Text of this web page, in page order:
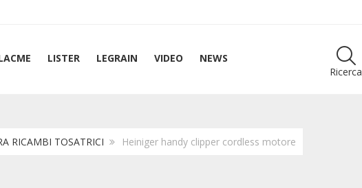
LISTER LEGRAIN VIDEO
NEWS
Ricerca
RICAMBI TOSATRICI Heiniger handy clipper cordless motore